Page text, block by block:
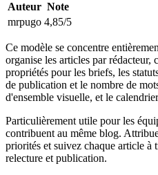
Auteur Note
mrpugo 4,85/5
Ce modèle se concentre
organise les articles par rédacteur,
propriétés pour les briefs, les
de publication et le nombre de
d'ensemble visuelle, et le
Particulièrement utile pour les
contribuent au même blog.
priorités et suivez chaque article à
relecture et publication.